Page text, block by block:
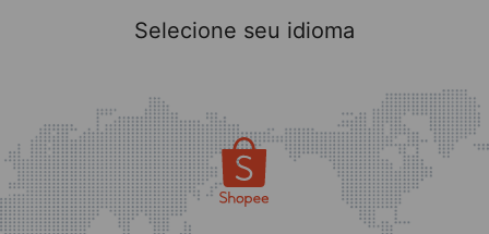
Selecione seu idioma